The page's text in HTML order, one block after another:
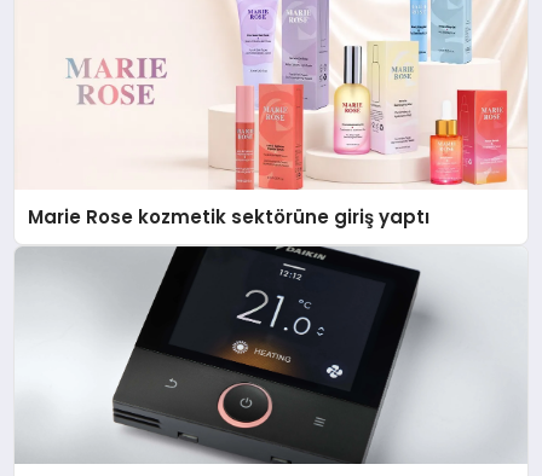
Marie Rose kozmetik sektörüne giriş yaptı